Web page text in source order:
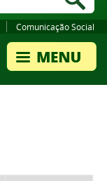
Comunicação Social